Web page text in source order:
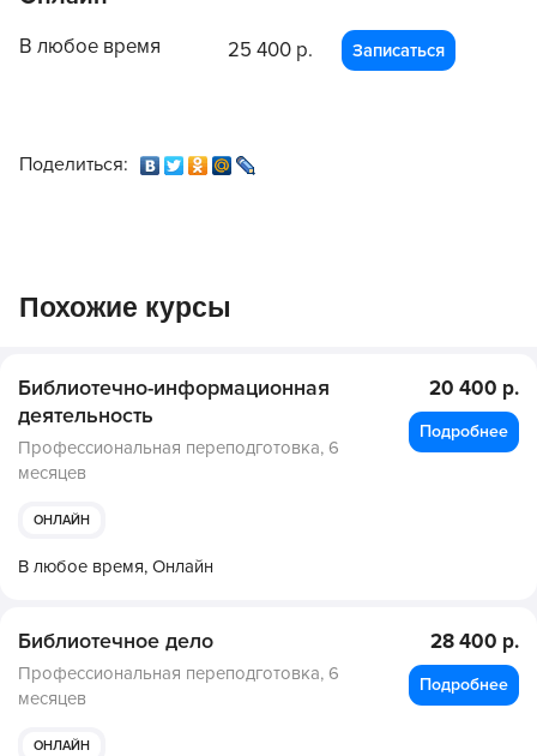
В любое время 25 400 р. Записаться
Поделиться:
Похожие курсы
Библиотечно-информационная
деятельность
Профессиональная переподготовка, 6
месяцев
ОНЛАЙН
В любое время, Онлайн
20 400 р.
Подробнее
Библиотечное дело
Профессиональная переподготовка, 6
месяцев
ОНЛАЙН
28 400 р.
Подробнее